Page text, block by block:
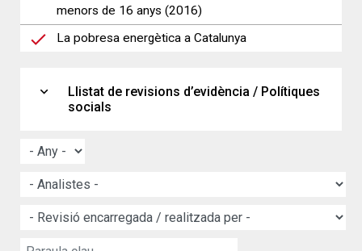
menors de 16 anys (2016)
La pobresa energètica a Catalunya
expand_more
Llistat de revisions d’evidència / Polítiques
socials